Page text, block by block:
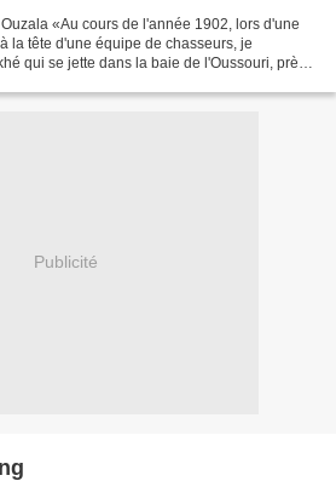
«Au cours de l'année 1902, lors d'une
la tête d'une équipe de chasseurs, je
qui se jette dans la baie de l'Oussouri, près
Publicité